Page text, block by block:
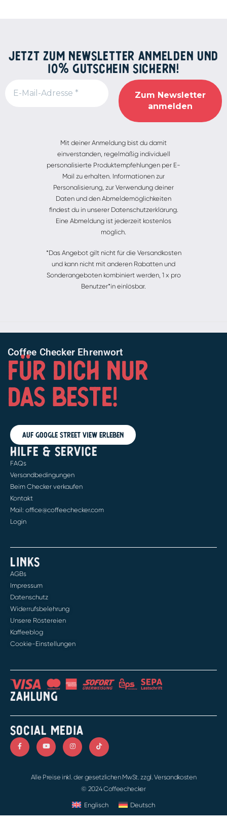
JETZT ZUM NEWSLETTER ANMELDEN UND
10% GUTSCHEIN SICHERN!
Mit deiner Anmeldung bist du damit
einverstanden, regelmäßig individuell
personalisierte Produktempfehlungen per E-
Mail zu erhalten. Informationen zur
Personalisierung, zur Verwendung deiner
Daten und den Abmeldemöglichkeiten
findest du in unserer Datenschutzerklärung.
Eine Abmeldung ist jederzeit kostenlos
möglich.
*Das Angebot gilt nicht für die Versandkosten
und kann nicht mit anderen Rabatten und
Sonderangeboten kombiniert werden, 1 x pro
Benutzer*in einlösbar.
Coffee Checker Ehrenwort
FÜR DICH NUR
DAS BESTE!
Auf Google Street View erleben
HILFE & SERVICE
FAQs
Versandbedingungen
Beim Checker verkaufen
Kontakt
Mail: office@coffeechecker.com
Login
LINKS
AGBs
Impressum
Datenschutz
Widerrufsbelehrung
Unsere Röstereien
Kaffeeblog
Cookie-Einstellungen
ZAHLUNG
SOCIAL MEDIA
Alle Preise inkl. der gesetzlichen MwSt. zzgl. Versandkosten
© 2024 Coffeechecker
Englisch Deutsch